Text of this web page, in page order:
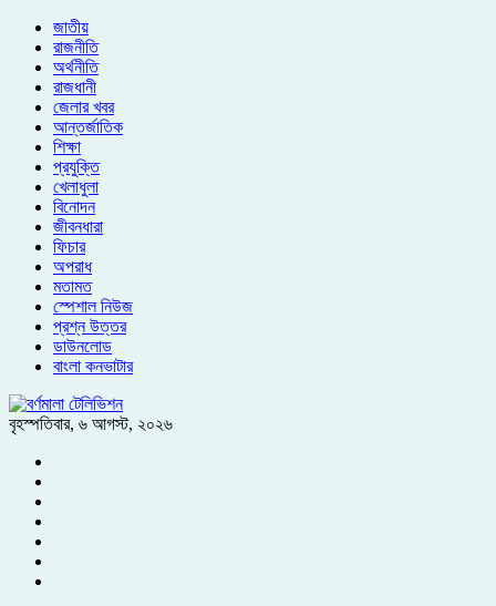
জাতীয়
রাজনীতি
অর্থনীতি
রাজধানী
জেলার খবর
আন্তর্জাতিক
শিক্ষা
প্রযুক্তি
খেলাধুলা
বিনোদন
জীবনধারা
ফিচার
অপরাধ
মতামত
স্পেশাল নিউজ
প্রশ্ন উত্তর
ডাউনলোড
বাংলা কনভাটার
বৃহস্পতিবার, ৬ আগস্ট, ২০২৬